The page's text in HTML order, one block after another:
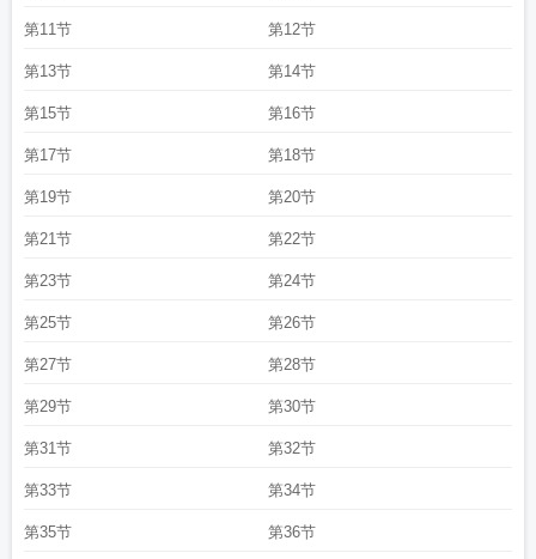
第11节 第12节
第13节 第14节
第15节 第16节
第17节 第18节
第19节 第20节
第21节 第22节
第23节 第24节
第25节 第26节
第27节 第28节
第29节 第30节
第31节 第32节
第33节 第34节
第35节 第36节